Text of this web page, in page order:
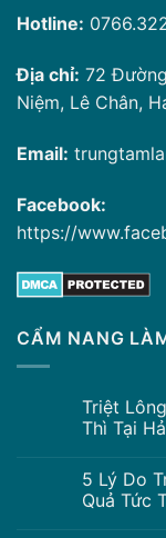
Hotline:
Địa chỉ: 72
Niệm, Lê Chân,
Email:
Facebook:
https://
CẨM NANG
Triệt
Thì Tại
5 Lý Do
Quả Tức